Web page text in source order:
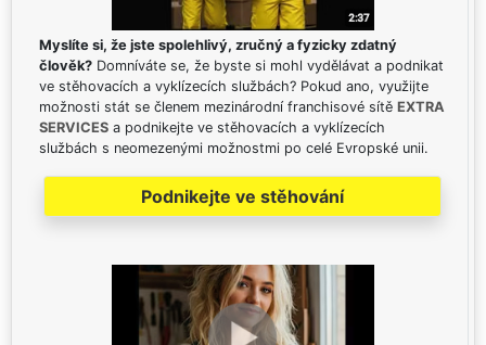
Myslíte si, že jste spolehlivý, zručný a fyzicky zdatný
člověk? Domníváte se, že byste si mohl vydělávat a podnikat
ve stěhovacích a vyklízecích službách? Pokud ano, využijte
možnosti stát se členem mezinárodní franchisové sítě EXTRA
SERVICES a podnikejte ve stěhovacích a vyklízecích
službách s neomezenými možnostmi po celé Evropské unii.
Podnikejte ve stěhování